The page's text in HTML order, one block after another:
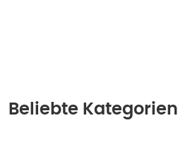
Beliebte Kategorien